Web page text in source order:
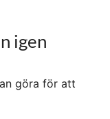
igen
göra för att